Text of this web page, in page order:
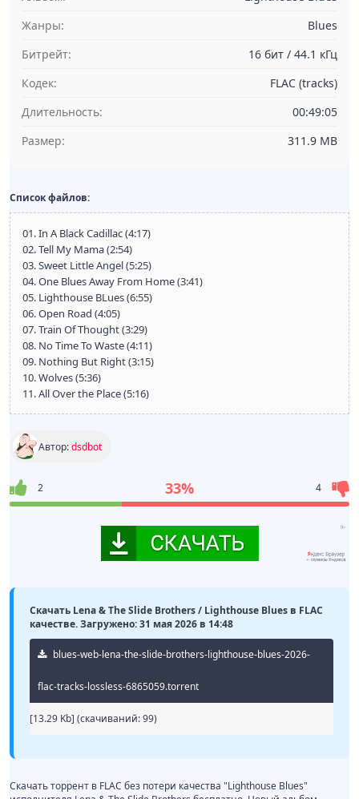
Жанры:
Blues
Битрейт:
16 бит / 44.1 кГц
Кодек:
FLAC (tracks)
Длительность:
00:49:05
Размер:
311.9 MB
Список файлов:
01. In A Black Cadillac (4:17)
02. Tell My Mama (2:54)
03. Sweet Little Angel (5:25)
04. One Blues Away From Home (3:41)
05. Lighthouse BLues (6:55)
06. Open Road (4:05)
07. Train Of Thought (3:29)
08. No Time To Waste (4:11)
09. Nothing But Right (3:15)
10. Wolves (5:36)
11. All Over the Place (5:16)
Автор:dsdbot
2 33% 4
Скачать Lena & The Slide Brothers / Lighthouse Blues в FLAC
качестве. Загружено: 31 мая 2026 в 14:48
blues-web-lena-the-slide-brothers-lighthouse-blues-2026-
flac-tracks-lossless-6865059.torrent
[13.29 Kb] (cкачиваний: 99)
Скачать торрент в FLAC без потери качества "Lighthouse Blues"